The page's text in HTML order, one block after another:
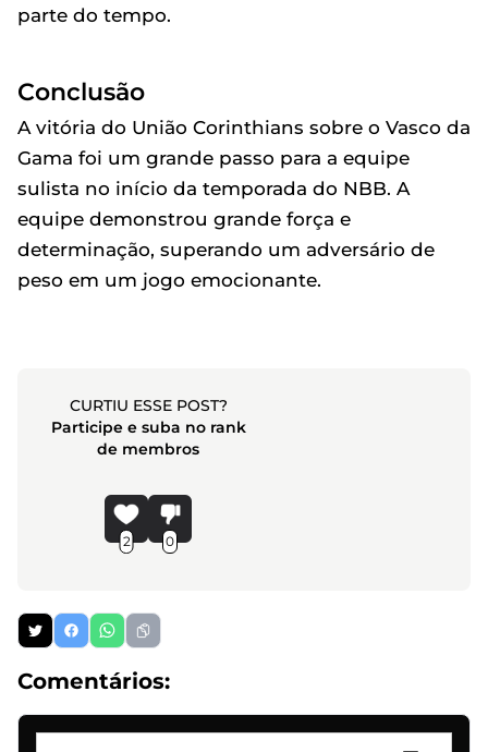
parte do tempo.
Conclusão
A vitória do União Corinthians sobre o Vasco da
Gama foi um grande passo para a equipe
sulista no início da temporada do NBB. A
equipe demonstrou grande força e
determinação, superando um adversário de
peso em um jogo emocionante.
CURTIU ESSE POST?
Participe e suba no rank
de membros
2 0
Comentários: